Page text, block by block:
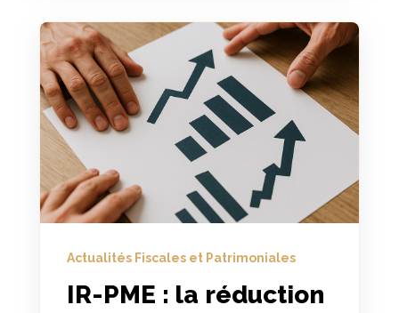
Actualités Fiscales et Patrimoniales
IR-PME : la réduction